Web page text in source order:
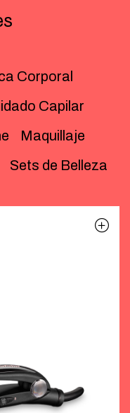
Corporal
Capilar
Maquillaje
Sets de Belleza